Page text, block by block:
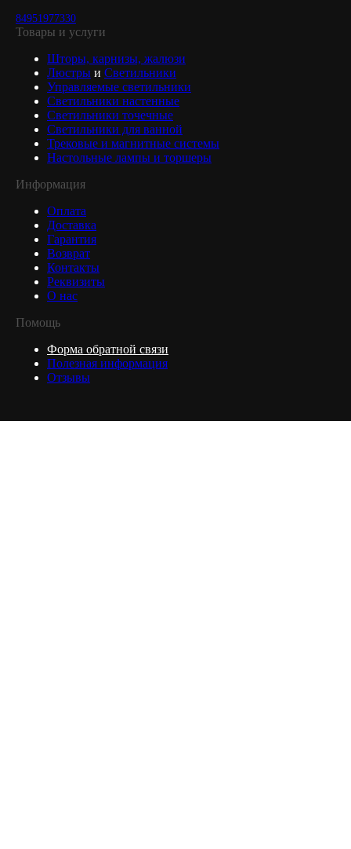
84951977330
Товары и услуги
Шторы, карнизы, жалюзи
Люстры и Светильники
Управляемые светильники
Светильники настенные
Светильники точечные
Светильники для ванной
Трековые и магнитные системы
Настольные лампы и торшеры
Информация
Оплата
Доставка
Гарантия
Возврат
Контакты
Реквизиты
О нас
Помощь
Форма обратной связи
Полезная информация
Отзывы